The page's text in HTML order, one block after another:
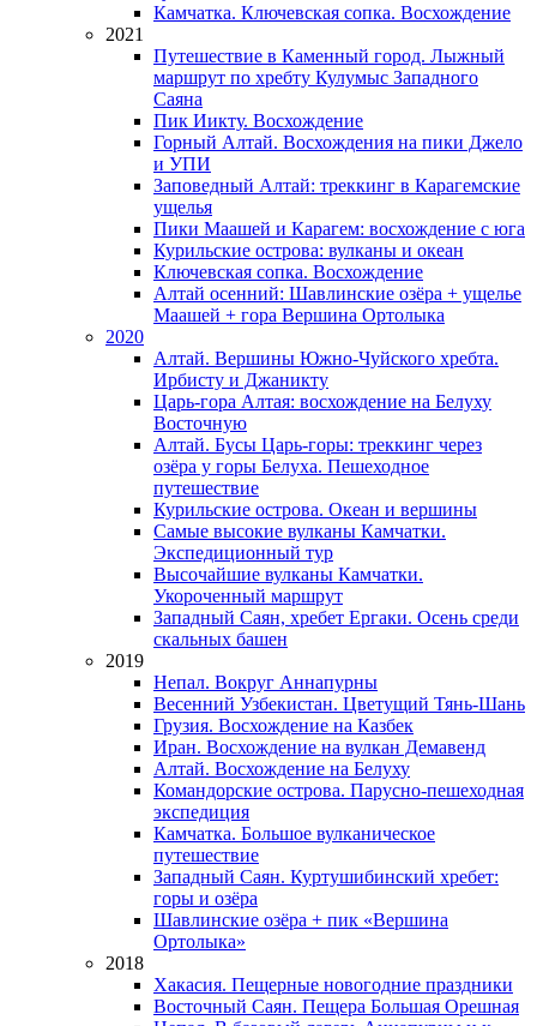
Камчатка. Ключевская сопка. Восхождение
2021
Путешествие в Каменный город. Лыжный
маршрут по хребту Кулумыс Западного
Саяна
Пик Иикту. Восхождение
Горный Алтай. Восхождения на пики Джело
и УПИ
Заповедный Алтай: треккинг в Карагемские
ущелья
Пики Маашей и Карагем: восхождение с юга
Курильские острова: вулканы и океан
Ключевская сопка. Восхождение
Алтай осенний: Шавлинские озёра + ущелье
Маашей + гора Вершина Ортолыка
2020
Алтай. Вершины Южно-Чуйского хребта.
Ирбисту и Джаникту
Царь-гора Алтая: восхождение на Белуху
Восточную
Алтай. Бусы Царь-горы: треккинг через
озёра у горы Белуха. Пешеходное
путешествие
Курильские острова. Океан и вершины
Самые высокие вулканы Камчатки.
Экспедиционный тур
Высочайшие вулканы Камчатки.
Укороченный маршрут
Западный Саян, хребет Ергаки. Осень среди
скальных башен
2019
Непал. Вокруг Аннапурны
Весенний Узбекистан. Цветущий Тянь-Шань
Грузия. Восхождение на Казбек
Иран. Восхождение на вулкан Демавенд
Алтай. Восхождение на Белуху
Командорские острова. Парусно-пешеходная
экспедиция
Камчатка. Большое вулканическое
путешествие
Западный Саян. Куртушибинский хребет:
горы и озёра
Шавлинские озёра + пик «Вершина
Ортолыка»
2018
Хакасия. Пещерные новогодние праздники
Восточный Саян. Пещера Большая Орешная